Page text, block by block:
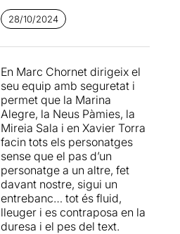
28/10/2024
En Marc Chornet dirigeix el
seu equip amb seguretat i
permet que la Marina
Alegre, la Neus Pàmies, la
Mireia Sala i en Xavier Torra
facin tots els personatges
sense que el pas d’un
personatge a un altre, fet
davant nostre, sigui un
entrebanc… tot és fluid,
lleuger i es contraposa en la
duresa i el pes del text.